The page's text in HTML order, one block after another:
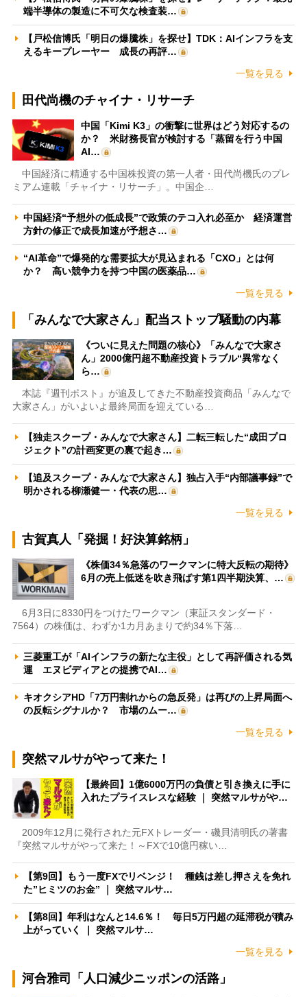
端半導体の製造に不可欠な検査装…
【戸松信博氏「明日の爆騰株」を探せ】TDK：AIインフラを支
えるキープレーヤー 成長の再評…
一覧を見る
田代尚機のチャイナ・リサーチ
中国「Kimi K3」の衝撃に世界はどう対応するの
か？ 米財務長官が検討する「蒸留を行う中国
AI…
中国経済に精通する中国株投資の第一人者・田代尚機氏のプレ
ミアム連載「チャイナ・リサーチ」。中国企…
中国経済“予想外の低成長”で政策のテコ入れ必至か 経済運営
方針の修正で成長加速が予想さ…
“AI革命”で爆発的な需要拡大が見込まれる「CXO」とは何
か？ 高い競争力を持つ中国の医薬品…
一覧を見る
「みんなで大家さん」配当ストップ騒動の内幕
《ついに見えた問題の核心》「みんなで大家さ
ん」2000億円超不動産投資トラブル“異常なく
ら…
本誌『週刊ポスト』が追及してきた不動産投資商品「みんなで
大家さん」がいよいよ最終局面を迎えている…
【独走スクープ・みんなで大家さん】二転三転した“成田プロ
ジェクト”の計画変更の裏で起き…
【追及スクープ・みんなで大家さん】独占入手“内部議事録”で
明かされる柳瀬健一・代表の思…
一覧を見る
古賀真人「発掘！好決算銘柄」
《株価34％急落のワークマンに特大反転の期待》
6月の売上低迷を吹き飛ばす第1四半期決算、…
6月3日に8330円をつけたワークマン（東証スタンダード・
7564）の株価は、わずか1カ月あまりで約34％下落…
三菱重工が「AIインフラの新たな主役」として再評価される気
運 エヌビディアとの提携でAI…
キオクシアHD「7万円割れからの急反発」は再びの上昇局面へ
の反転シグナルか？ 市場のムー…
一覧を見る
突然マルサがやって来た！
【最終回】1億6000万円の負債と引き換えに手に
入れたプライスレスな経験 ｜ 突然マルサがや…
2009年12月に発行された元FXトレーダー・磯貝清明氏の著書
『突然マルサがやって来た！～FXで10億円稼い…
【第9回】もう一度FXでリベンジ！ 種銭は差し押さえを免れ
た”ヒミツのお金” ｜ 突然マルサ…
【第8回】年利はなんと14.6％！ 毎日5万円超の延滞税が積み
上がっていく ｜ 突然マルサ…
一覧を見る
河合雅司「人口減少ニッポンの活路」